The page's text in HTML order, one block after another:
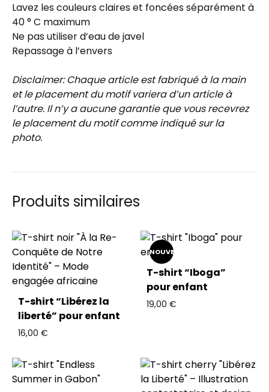
Lavez les couleurs claires et foncées séparément à
40 ° C maximum
Ne pas utiliser d’eau de javel
Repassage à l’envers
Disclaimer: Chaque article est fabriqué à la main
et le placement du motif variera d’un article à
l’autre. Il n’y a aucune garantie que vous recevrez
le placement du motif comme indiqué sur la
photo.
Produits similaires
T-shirt “Libérez la
liberté” pour enfant
16,00 €
NOUVEAU
T-shirt “Iboga”
pour enfant
19,00 €